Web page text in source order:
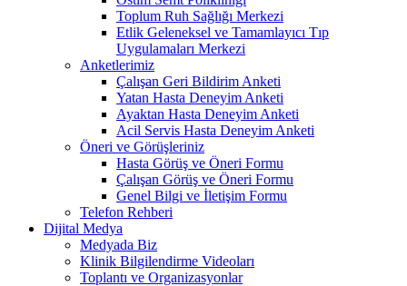
Toplum Ruh Sağlığı Merkezi
Etlik Geleneksel ve Tamamlayıcı Tıp
Uygulamaları Merkezi
Anketlerimiz
Çalışan Geri Bildirim Anketi
Yatan Hasta Deneyim Anketi
Ayaktan Hasta Deneyim Anketi
Acil Servis Hasta Deneyim Anketi
Öneri ve Görüşleriniz
Hasta Görüş ve Öneri Formu
Çalışan Görüş ve Öneri Formu
Genel Bilgi ve İletişim Formu
Telefon Rehberi
Dijital Medya
Medyada Biz
Klinik Bilgilendirme Videoları
Toplantı ve Organizasyonlar